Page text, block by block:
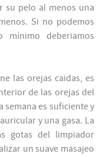
su pelo al menos una
Si no podemos
mínimo deberiamos
las orejas caidas, es
de las orejas del
semana es suficiente y
y una gasa. La
gotas del limpiador
un suave masajeo